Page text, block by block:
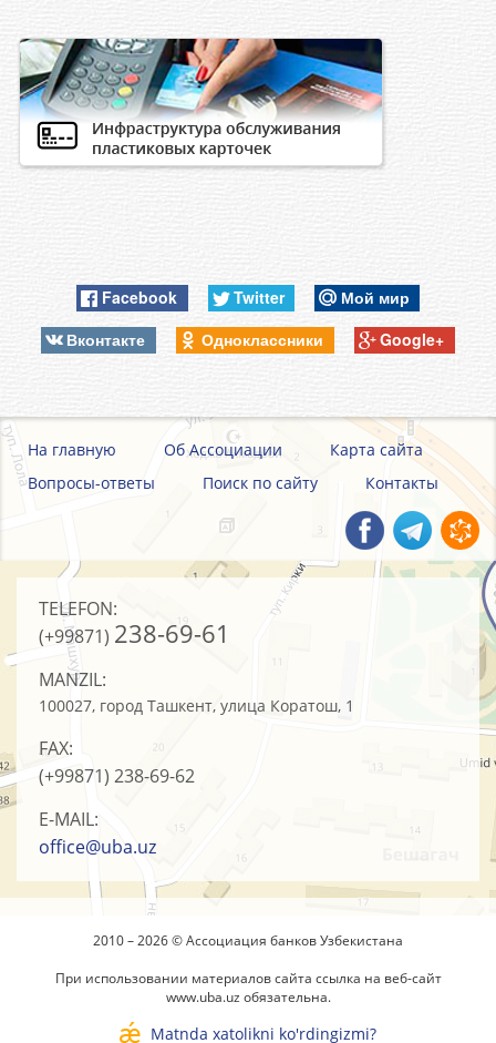
Facebook Twitter
Мой мир
Вконтакте
Одноклассники Google+
На главную Об Ассоциации
Карта сайта
Вопросы-ответы
Поиск по сайту Контакты
TELEFON:
(+99871) 238-69-61
MANZIL:
100027, город Ташкент, улица Коратош, 1
FAX:
(+99871) 238-69-62
E-MAIL:
office@uba.uz
2010 – 2026 © Ассоциация банков Узбекистана
При использовании материалов сайта ссылка на веб-сайт
www.uba.uz обязательна.
Matnda xatolikni ko'rdingizmi?